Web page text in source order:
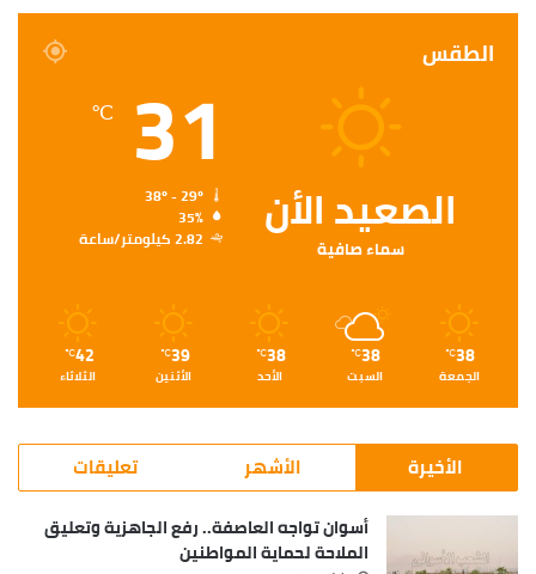
الطقس
الصعيد الأن
سماء صافية
31
℃
35%
2.82 كيلومتر/ساعة
38
℃
الجمعة
38
℃
السبت
38
℃
الأحد
39
℃
الأثنين
42
℃
الثلاثاء
الأخيرة الأشهر تعليقات
أسوان تواجه العاصفة.. رفع الجاهزية وتعليق
الملاحة لحماية المواطنين